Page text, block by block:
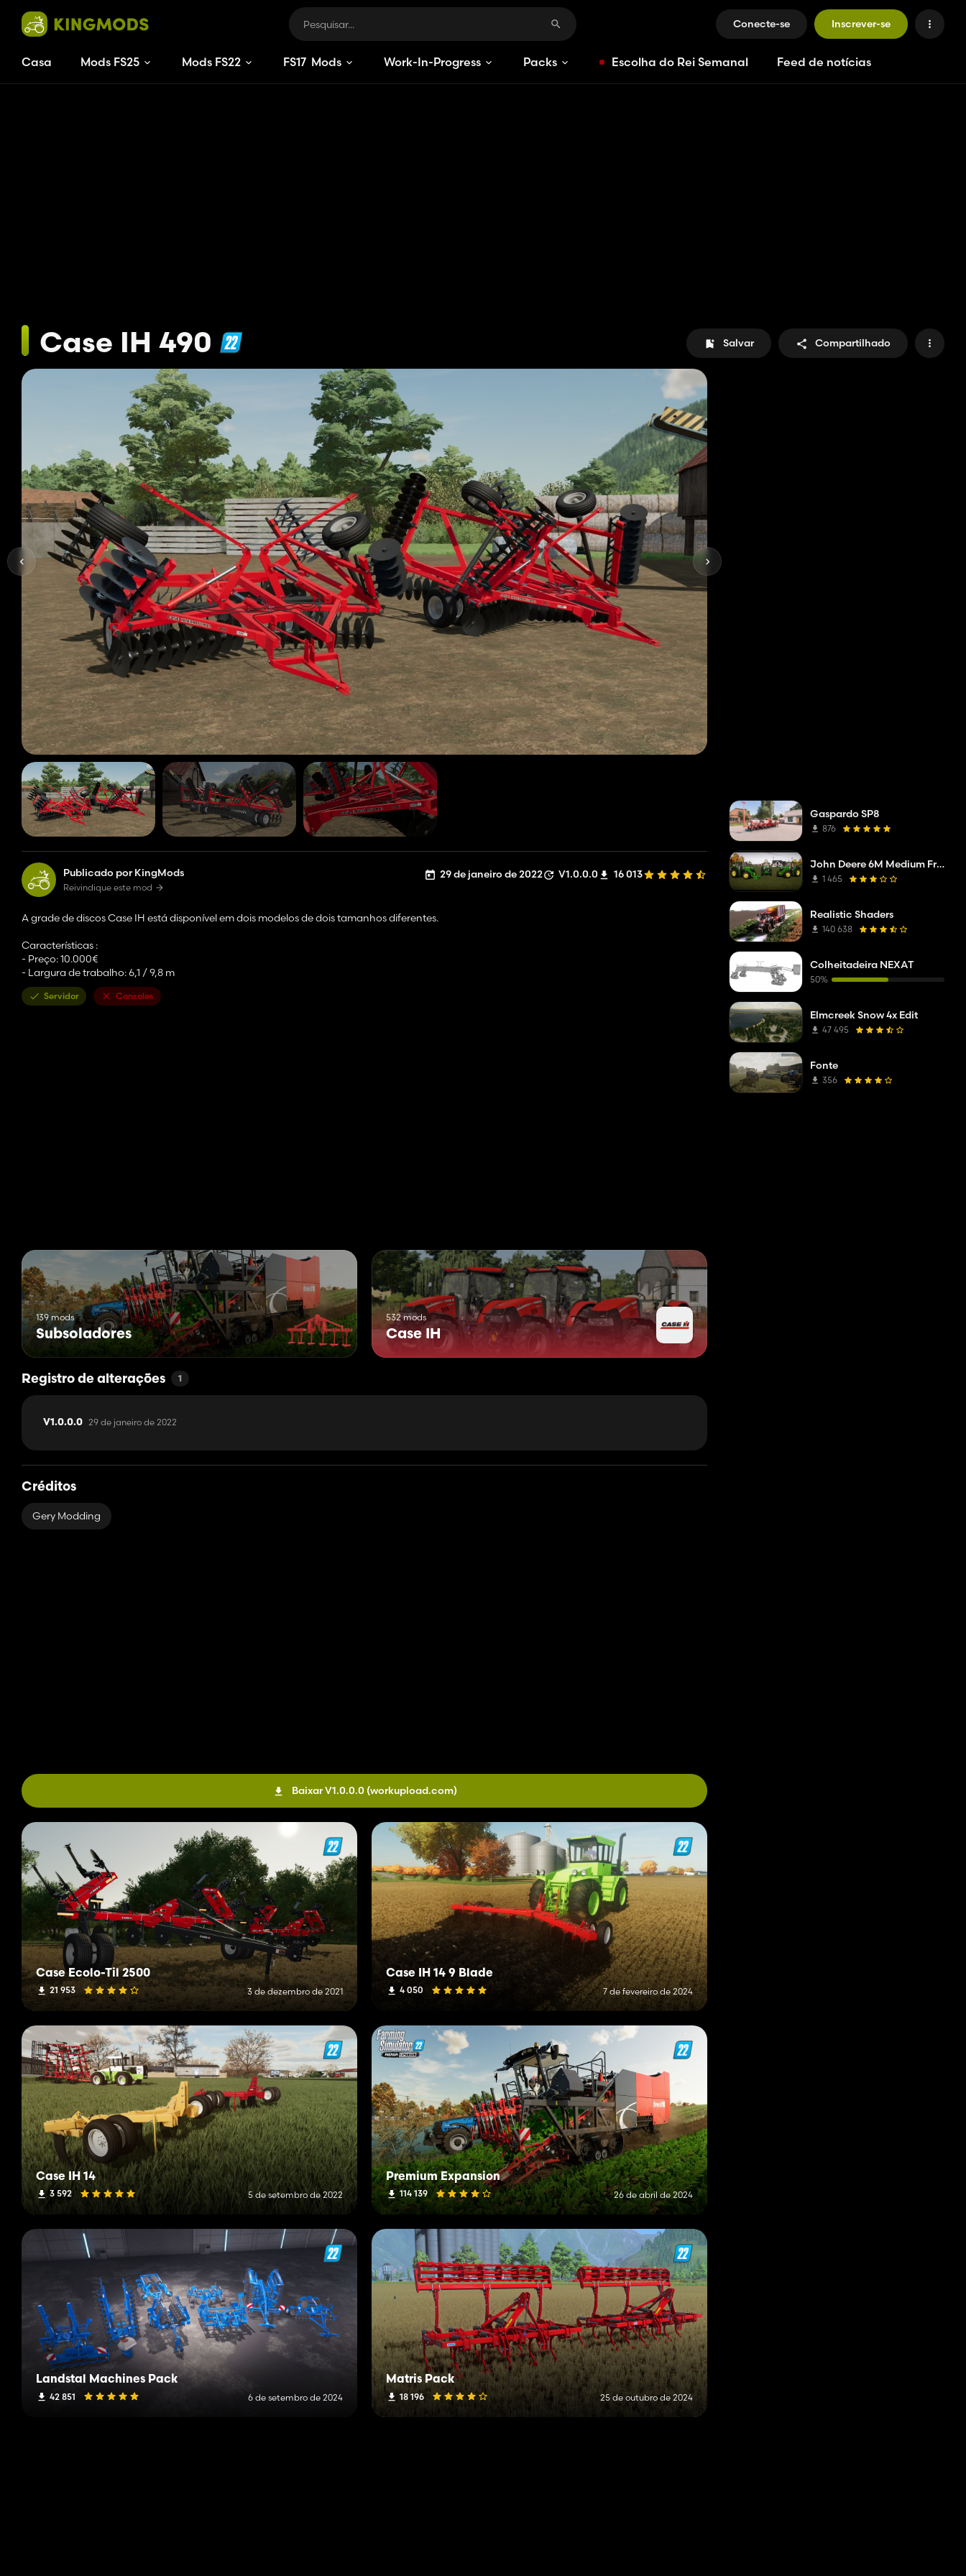
Conecte-se Inscrever-se
Casa Mods FS25 Mods FS22 FS17 Mods Work-In-Progress Packs Escolha do Rei Semanal Feed de notícias
Case IH 490 Salvar Compartilhado
Publicado por KingMods
Reivindique este mod
29 de janeiro de 2022 V1.0.0.0 16 013
A grade de discos Case IH está disponível em dois modelos de dois tamanhos diferentes.
Características :
- Preço: 10.000€
- Largura de trabalho: 6,1 / 9,8 m
Servidor Consoles
139 mods
Subsoladores
532 mods
Case IH
Registro de alterações 1
V1.0.0.0 29 de janeiro de 2022
Créditos
Gery Modding
Baixar V1.0.0.0 (workupload.com)
Case Ecolo-Til 2500
21 953 3 de dezembro de 2021
Case IH 14 9 Blade
4 050 7 de fevereiro de 2024
Case IH 14
3 592 5 de setembro de 2022
Premium Expansion
114 139 26 de abril de 2024
Landstal Machines Pack
42 851 6 de setembro de 2024
Matris Pack
18 196 25 de outubro de 2024
Gaspardo SP8
876
John Deere 6M Medium Frame 2020
1 465
Realistic Shaders
140 638
Colheitadeira NEXAT
50%
Elmcreek Snow 4x Edit
47 495
Fonte
356